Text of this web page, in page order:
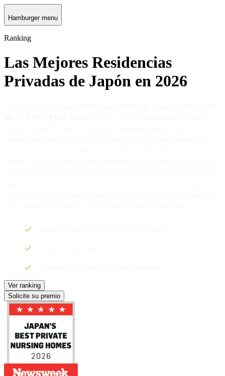
Hamburger menu
Ranking
Las Mejores Residencias
Privadas de Japón en 2026
Ver ranking
Solicite su premio